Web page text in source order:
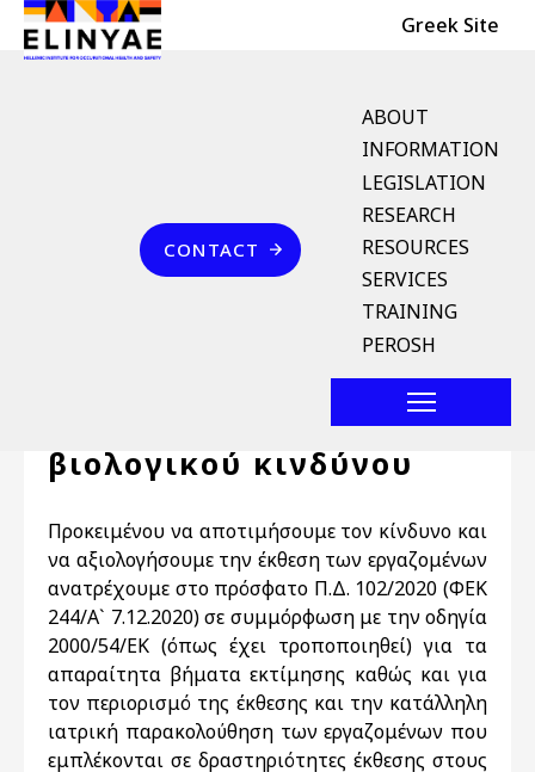
Skip to main content
Header Top Greek Site
English Menu
ABOUT
INFORMATION
LEGISLATION
RESEARCH
RESOURCES
SERVICES
TRAINING
PEROSH
Επικοινωνία
CONTACT
Breadcrumb
Βιολογικοί
βιολογικού κινδύνου
Προκειμένου να αποτιμήσουμε τον κίνδυνο και
να αξιολογήσουμε την έκθεση των εργαζομένων
ανατρέχουμε στο πρόσφατο Π.Δ. 102/2020 (ΦΕΚ
244/Α` 7.12.2020) σε συμμόρφωση με την οδηγία
2000/54/ΕΚ (όπως έχει τροποποιηθεί) για τα
απαραίτητα βήματα εκτίμησης καθώς και για
τον περιορισμό της έκθεσης και την κατάλληλη
ιατρική παρακολούθηση των εργαζομένων που
εμπλέκονται σε δραστηριότητες έκθεσης στους